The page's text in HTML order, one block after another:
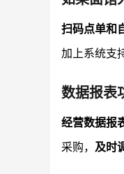
扫码点单和
加上系统支
数据报表
经营数据报
采购， 及时